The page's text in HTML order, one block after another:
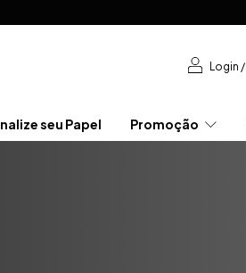
Login /
seu Papel Promoção